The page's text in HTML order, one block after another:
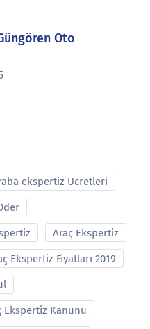
Oto
ekspertiz Ucretleri
Araç Ekspertiz
Ekspertiz Fiyatları 2019
Ekspertiz Kanunu